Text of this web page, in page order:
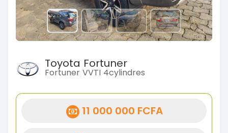
Toyota Fortuner
Fortuner VVTI 4cylindres
11 000 000 FCFA